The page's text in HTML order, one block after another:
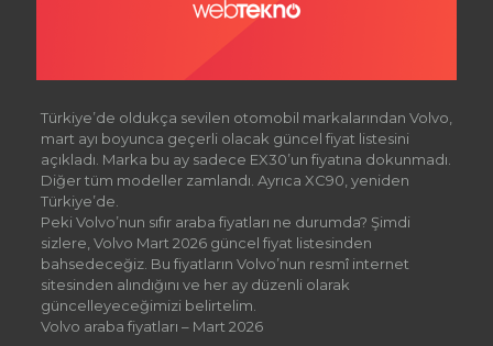
Türkiye’de oldukça sevilen otomobil markalarından Volvo,
mart ayı boyunca geçerli olacak güncel fiyat listesini
açıkladı. Marka bu ay sadece EX30’un fiyatına dokunmadı.
Diğer tüm modeller zamlandı. Ayrıca XC90, yeniden
Türkiye’de.
Peki Volvo’nun sıfır araba fiyatları ne durumda? Şimdi
sizlere, Volvo Mart 2026 güncel fiyat listesinden
bahsedeceğiz. Bu fiyatların Volvo’nun resmî internet
sitesinden alındığını ve her ay düzenli olarak
güncelleyeceğimizi belirtelim.
Volvo araba fiyatları – Mart 2026